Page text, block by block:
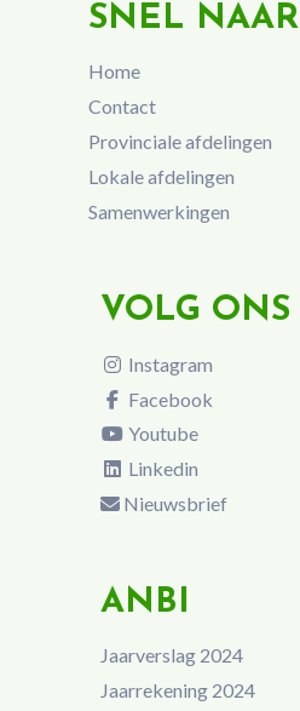
SNEL NAAR
Home
Contact
Provinciale afdelingen
Lokale afdelingen
Samenwerkingen
VOLG ONS
Instagram
Facebook
Youtube
Linkedin
Nieuwsbrief
ANBI
Jaarverslag 2024
Jaarrekening 2024